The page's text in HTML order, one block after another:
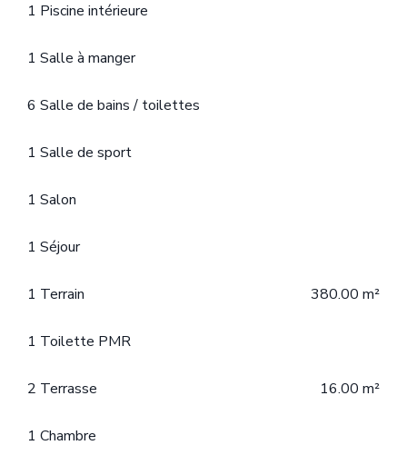
1 Piscine intérieure
1 Salle à manger
6 Salle de bains / toilettes
1 Salle de sport
1 Salon
1 Séjour
1 Terrain 380.00 m²
1 Toilette PMR
2 Terrasse 16.00 m²
1 Chambre